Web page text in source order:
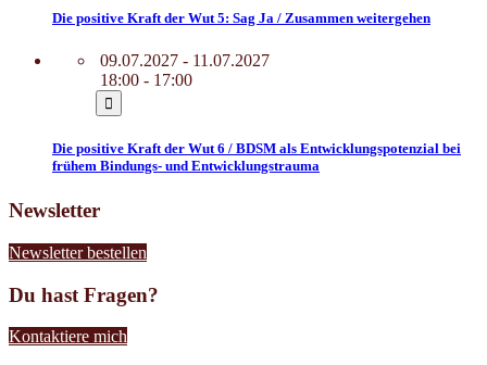
Die positive Kraft der Wut 5: Sag Ja / Zusammen weitergehen
09.07.2027 - 11.07.2027
18:00 - 17:00
Die positive Kraft der Wut 6 / BDSM als Entwicklungspotenzial bei
frühem Bindungs- und Entwicklungstrauma
Newsletter
Newsletter bestellen
Du hast Fragen?
Kontaktiere mich